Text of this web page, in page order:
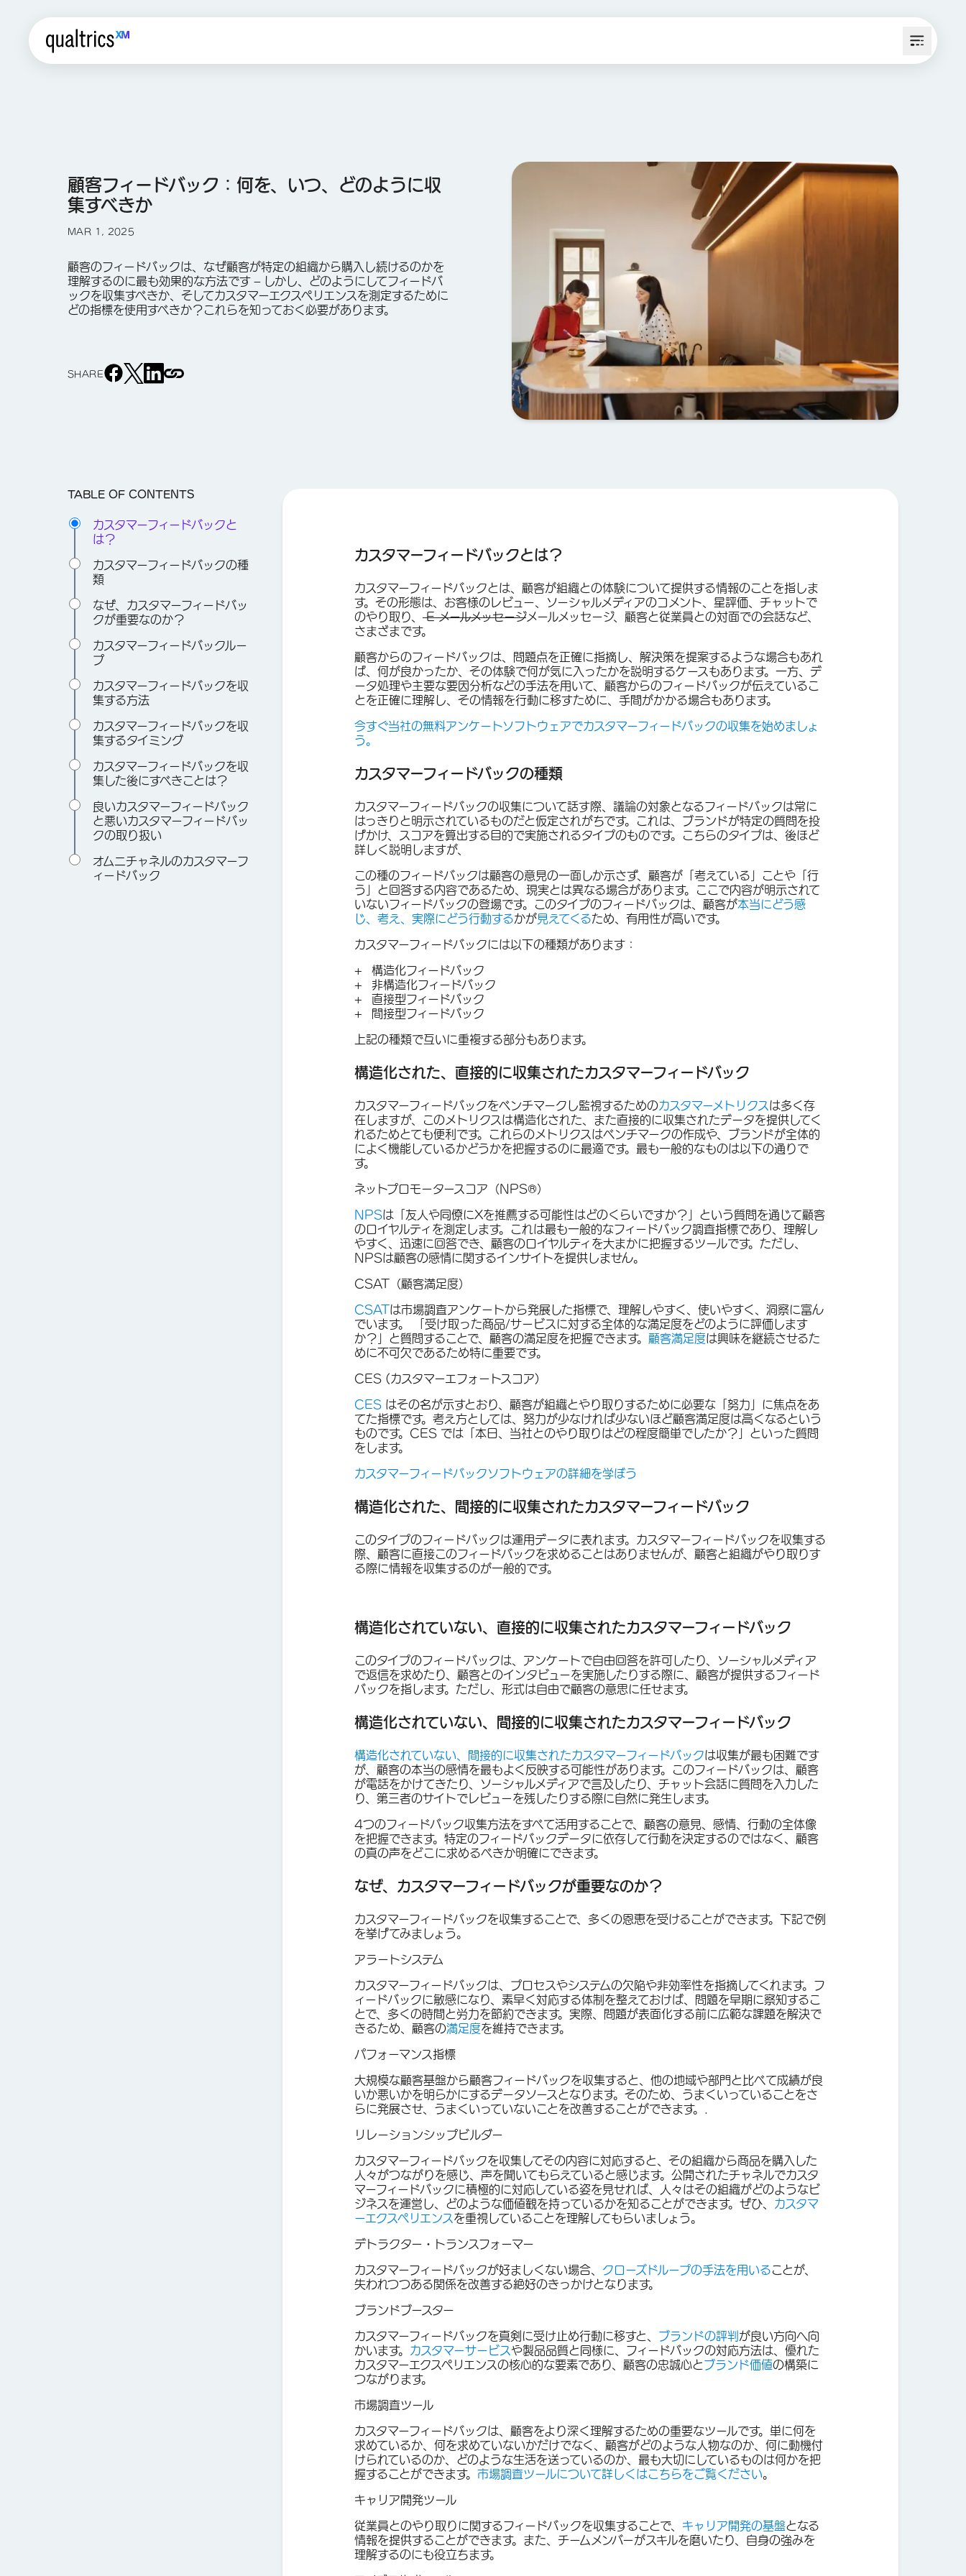
顧客フィードバック：何を、いつ、どのように収
集すべきか
MAR 1, 2025
顧客のフィードバックは、なぜ顧客が特定の組織から購入し続けるのかを
理解するのに最も効果的な方法です – しかし、どのようにしてフィードバ
ックを収集すべきか、そしてカスタマーエクスペリエンスを測定するために
どの指標を使用すべきか？これらを知っておく必要があります。
SHARE
TABLE OF CONTENTS
カスタマーフィードバックと
は？
カスタマーフィードバックの種
類
なぜ、カスタマーフィードバッ
クが重要なのか？
カスタマーフィードバックルー
プ
カスタマーフィードバックを収
集する方法
カスタマーフィードバックを収
集するタイミング
カスタマーフィードバックを収
集した後にすべきことは？
良いカスタマーフィードバック
と悪いカスタマーフィードバッ
クの取り扱い
オムニチャネルのカスタマーフ
ィードバック
カスタマーフィードバックとは？
カスタマーフィードバックとは、顧客が組織との体験について提供する情報のことを指しま
す。その形態は、お客様のレビュー、ソーシャルメディアのコメント、星評価、チャットで
のやり取り、 E メールメッセージメールメッセージ、顧客と従業員との対面での会話など、
さまざまです。
顧客からのフィードバックは、問題点を正確に指摘し、解決策を提案するような場合もあれ
ば、何が良かったか、その体験で何が気に入ったかを説明するケースもあります。一方、デ
ータ処理や主要な要因分析などの手法を用いて、顧客からのフィードバックが伝えているこ
とを正確に理解し、その情報を行動に移すために、手間がかかる場合もあります。
今すぐ当社の無料アンケートソフトウェアでカスタマーフィードバックの収集を始めましょ
う。
カスタマーフィードバックの種類
カスタマーフィードバックの収集について話す際、議論の対象となるフィードバックは常に
はっきりと明示されているものだと仮定されがちです。これは、ブランドが特定の質問を投
げかけ、スコアを算出する目的で実施されるタイプのものです。こちらのタイプは、後ほど
詳しく説明しますが、
この種のフィードバックは顧客の意見の一面しか示さず、顧客が「考えている」ことや「行
う」と回答する内容であるため、現実とは異なる場合があります。ここで内容が明示されて
いないフィードバックの登場です。このタイプのフィードバックは、顧客が本当にどう感
じ、考え、実際にどう行動するかが見えてくるため、有用性が高いです。
カスタマーフィードバックには以下の種類があります：
構造化フィードバック
非構造化フィードバック
直接型フィードバック
間接型フィードバック
上記の種類で互いに重複する部分もあります。
構造化された、直接的に収集されたカスタマーフィードバック
カスタマーフィードバックをベンチマークし監視するためのカスタマーメトリクス は多く存
在しますが、このメトリクスは構造化された 、また直接的に収集されたデータを提供してく
れるためとても便利です。これらのメトリクスはベンチマークの作成や、ブランドが全体的
によく機能しているかどうかを把握するのに最適です。最も一般的なものは以下の通りで
す。
ネットプロモータースコア（NPS®）
NPSは「友人や同僚にXを推薦する可能性はどのくらいですか？」という質問を通じて顧客
のロイヤルティを測定します。これは最も一般的なフィードバック調査指標であり、理解し
やすく、迅速に回答でき、顧客のロイヤルティを大まかに把握するツールです。ただし、
NPSは顧客の感情に関するインサイトを提供しません。
CSAT（顧客満足度）
CSATは市場調査アンケートから発展した指標で、理解しやすく、使いやすく、洞察に富ん
でいます。 「受け取った商品/サービスに対する全体的な満足度をどのように評価します
か？」と質問することで、顧客の満足度を把握できます。 顧客満足度は興味を継続させるた
めに不可欠であるため特に重要です。
CES (カスタマーエフォートスコア)
CES はその名が示すとおり、顧客が組織とやり取りするために必要な「努力」に焦点をあ
てた指標です。考え方としては、努力が少なければ少ないほど顧客満足度は高くなるという
ものです。CES では「本日、当社とのやり取りはどの程度簡単でしたか？」といった質問
をします。
カスタマーフィードバックソフトウェアの詳細を学ぼう
構造化された、間接的に収集されたカスタマーフィードバック
このタイプのフィードバックは運用データに表れます。カスタマーフィードバックを収集する
際、顧客に直接このフィードバックを求めることはありませんが、顧客と組織がやり取りす
る際に情報を収集するのが一般的です。
構造化されていない、直接的に収集されたカスタマーフィードバック
このタイプのフィードバックは、アンケートで自由回答を許可したり、ソーシャルメディア
で返信を求めたり、顧客とのインタビューを実施したりする際に、顧客が提供するフィード
バックを指します。ただし、形式は自由で顧客の意思に任せます。
構造化されていない、間接的に収集されたカスタマーフィードバック
構造化されていない、間接的に収集されたカスタマーフィードバックは収集が最も困難です
が、顧客の本当の感情を最もよく反映する可能性があります。このフィードバックは、顧客
が電話をかけてきたり、ソーシャルメディアで言及したり、チャット会話に質問を入力した
り、第三者のサイトでレビューを残したりする際に自然に発生します。
4つのフィードバック収集方法をすべて活用することで、顧客の意見、感情、行動の全体像
を把握できます。特定のフィードバックデータに依存して行動を決定するのではなく、顧客
の真の声をどこに求めるべきか明確にできます。
なぜ、カスタマーフィードバックが重要なのか？
カスタマーフィードバックを収集することで、多くの恩恵を受けることができます。下記で例
を挙げてみましょう。
アラートシステム
カスタマーフィードバックは、プロセスやシステムの欠陥や非効率性を指摘してくれます。フ
ィードバックに敏感になり、素早く対応する体制を整えておけば、問題を早期に察知するこ
とで、多くの時間と労力を節約できます。実際、問題が表面化する前に広範な課題を解決で
きるため、顧客の満足度を維持できます。
パフォーマンス指標
大規模な顧客基盤から顧客フィードバックを収集すると、他の地域や部門と比べて成績が良
いか悪いかを明らかにするデータソースとなります。そのため、うまくいっていることをさ
らに発展させ、うまくいっていないことを改善することができます。.
リレーションシップビルダー
カスタマーフィードバックを収集してその内容に対応すると、その組織から商品を購入した
人々がつながりを感じ、声を聞いてもらえていると感じます。公開されたチャネルでカスタ
マーフィードバックに積極的に対応している姿を見せれば、人々はその組織がどのようなビ
ジネスを運営し、どのような価値観を持っているかを知ることができます。ぜひ、 カスタマ
ーエクスペリエンス を重視していることを理解してもらいましょう。
デトラクター・トランスフォーマー
カスタマーフィードバックが好ましくない場合、 クローズドループの手法を用いることが、
失われつつある関係を改善する絶好のきっかけとなります。
ブランドブースター
カスタマーフィードバックを真剣に受け止め行動に移すと、 ブランドの評判 が良い方向へ向
かいます。 カスタマーサービスや製品品質と同様に、フィードバックの対応方法は、優れた
カスタマーエクスペリエンスの核心的な要素であり、顧客の忠誠心とブランド価値の構築に
つながります。
市場調査ツール
カスタマーフィードバックは、顧客をより深く理解するための重要なツールです。単に何を
求めているか、何を求めていないかだけでなく、顧客がどのような人物なのか、何に動機付
けられているのか、どのような生活を送っているのか、最も大切にしているものは何かを把
握することができます。 市場調査ツールについて詳しくはこちらをご覧ください。
キャリア開発ツール
従業員とのやり取りに関するフィードバックを収集することで、 キャリア開発の基盤となる
情報を提供することができます。また、チームメンバーがスキルを磨いたり、自身の強みを
理解するのにも役立ちます。